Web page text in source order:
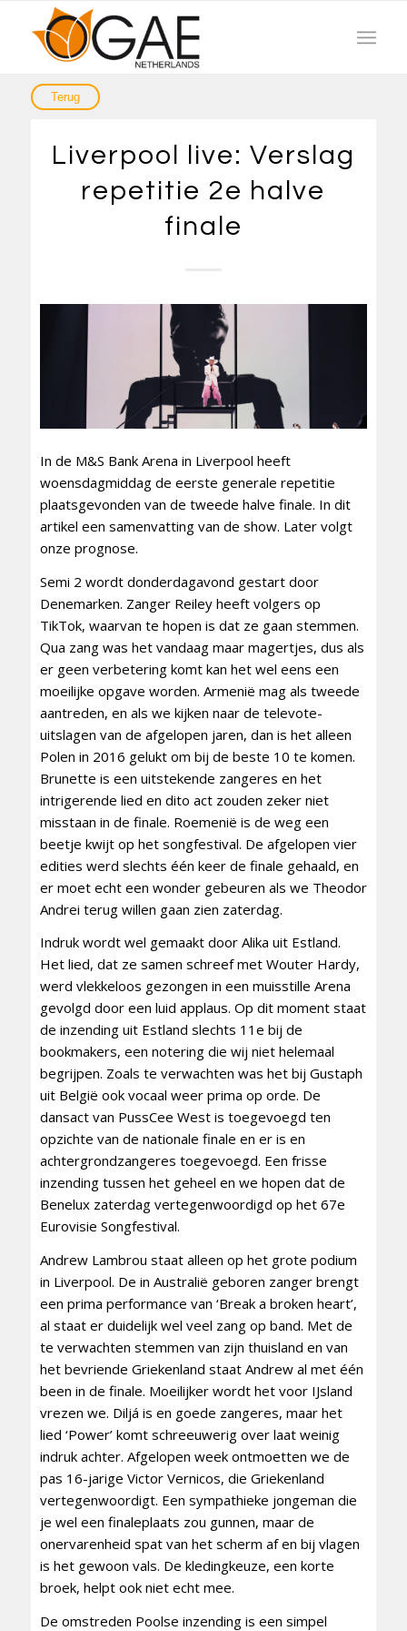
Liverpool live: Verslag
repetitie 2e halve
finale
In de M&S Bank Arena in Liverpool heeft
woensdagmiddag de eerste generale repetitie
plaatsgevonden van de tweede halve finale. In dit
artikel een samenvatting van de show. Later volgt
onze prognose.
Semi 2 wordt donderdagavond gestart door
Denemarken. Zanger Reiley heeft volgers op
TikTok, waarvan te hopen is dat ze gaan stemmen.
Qua zang was het vandaag maar magertjes, dus als
er geen verbetering komt kan het wel eens een
moeilijke opgave worden. Armenië mag als tweede
aantreden, en als we kijken naar de televote-
uitslagen van de afgelopen jaren, dan is het alleen
Polen in 2016 gelukt om bij de beste 10 te komen.
Brunette is een uitstekende zangeres en het
intrigerende lied en dito act zouden zeker niet
misstaan in de finale. Roemenië is de weg een
beetje kwijt op het songfestival. De afgelopen vier
edities werd slechts één keer de finale gehaald, en
er moet echt een wonder gebeuren als we Theodor
Andrei terug willen gaan zien zaterdag.
Indruk wordt wel gemaakt door Alika uit Estland.
Het lied, dat ze samen schreef met Wouter Hardy,
werd vlekkeloos gezongen in een muisstille Arena
gevolgd door een luid applaus. Op dit moment staat
de inzending uit Estland slechts 11e bij de
bookmakers, een notering die wij niet helemaal
begrijpen. Zoals te verwachten was het bij Gustaph
uit België ook vocaal weer prima op orde. De
dansact van PussCee West is toegevoegd ten
opzichte van de nationale finale en er is en
achtergrondzangeres toegevoegd. Een frisse
inzending tussen het geheel en we hopen dat de
Benelux zaterdag vertegenwoordigd op het 67e
Eurovisie Songfestival.
Andrew Lambrou staat alleen op het grote podium
in Liverpool. De in Australië geboren zanger brengt
een prima performance van ‘Break a broken heart’,
al staat er duidelijk wel veel zang op band. Met de
te verwachten stemmen van zijn thuisland en van
het bevriende Griekenland staat Andrew al met één
been in de finale. Moeilijker wordt het voor IJsland
vrezen we. Diljá is en goede zangeres, maar het
lied ‘Power’ komt schreeuwerig over laat weinig
indruk achter. Afgelopen week ontmoetten we de
pas 16-jarige Victor Vernicos, die Griekenland
vertegenwoordigt. Een sympathieke jongeman die
je wel een finaleplaats zou gunnen, maar de
onervarenheid spat van het scherm af en bij vlagen
is het gewoon vals. De kledingkeuze, een korte
broek, helpt ook niet echt mee.
De omstreden Poolse inzending is een simpel